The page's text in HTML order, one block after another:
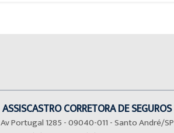
ASSISCASTRO CORRETORA DE SEGUROS
Av Portugal 1285 - 09040-011 - Santo André/SP